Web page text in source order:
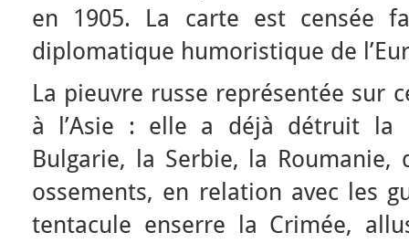
en 1905. La carte est censée
diplomatique humoristique de
La pieuvre russe représentée sur
à l’Asie : elle a déjà détruit la
Bulgarie, la Serbie, la
ossements, en relation avec les
tentacule enserre la Crimée,